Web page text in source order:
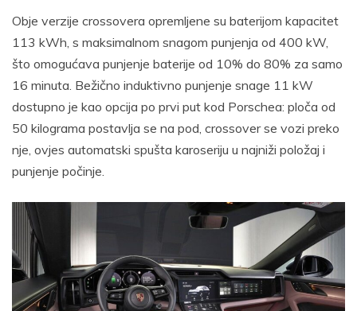
Obje verzije crossovera opremljene su baterijom kapacitet
113 kWh, s maksimalnom snagom punjenja od 400 kW,
što omogućava punjenje baterije od 10% do 80% za samo
16 minuta. Bežično induktivno punjenje snage 11 kW
dostupno je kao opcija po prvi put kod Porschea: ploča od
50 kilograma postavlja se na pod, crossover se vozi preko
nje, ovjes automatski spušta karoseriju u najniži položaj i
punjenje počinje.